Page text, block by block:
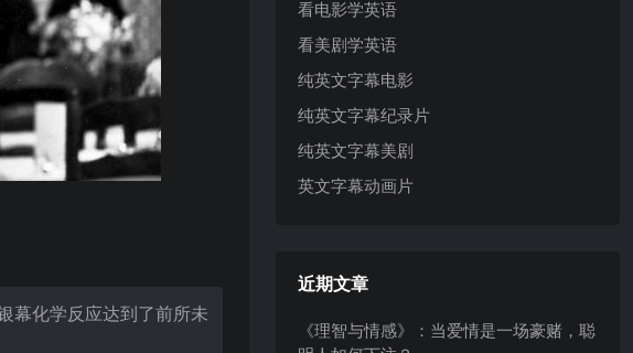
幕化学反应达到了前所未
看电影学英语
看美剧学英语
纯英文字幕电影
纯英文字幕纪录片
纯英文字幕美剧
英文字幕动画片
近期文章
《理智与情感》：当爱情是一场豪赌，聪